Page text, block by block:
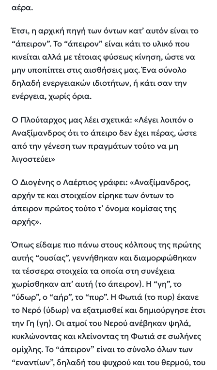
αέρα.
Έτσι, η αρχική πηγή των όντων κατ’ αυτόν είναι το
“άπειρον”. Το “άπειρον” είναι κάτι το υλικό που
κινείται αλλά με τέτοιας φύσεως κίνηση, ώστε να
μην υποπίπτει στις αισθήσεις μας. Ένα σύνολο
δηλαδή ενεργειακών ιδιοτήτων, ή κάτι σαν την
ενέργεια, χωρίς όρια.
Ο Πλούταρχος μας λέει σχετικά: «Λέγει λοιπόν ο
Αναξίμανδρος ότι το άπειρο δεν έχει πέρας, ώστε
από την γένεση των πραγμάτων τούτο να μη
λιγοστεύει»
Ο Διογένης ο Λαέρτιος γράφει: «Αναξίμανδρος,
αρχήν τε και στοιχείον είρηκε των όντων το
άπειρον πρώτος τούτο τ’ όνομα κομίσας της
αρχής».
Όπως είδαμε πιο πάνω στους κόλπους της πρώτης
αυτής “ουσίας”, γεννήθηκαν και διαμορφώθηκαν
τα τέσσερα στοιχεία τα οποία στη συνέχεια
χωρίσθηκαν απ’ αυτή (το άπειρον). Η “γη”, το
“ύδωρ”, ο “αήρ”, το “πυρ”. Η Φωτιά (το πυρ) έκανε
το Νερό (ύδωρ) να εξατμισθεί και δημιούργησε έτσι
την Γη (γη). Οι ατμοί του Νερού ανέβηκαν ψηλά,
κυκλώνοντας και κλείνοντας τη Φωτιά σε σωλήνες
ομίχλης. Το “άπειρον” είναι το σύνολο όλων των
“εναντίων”, δηλαδή του ψυχρού και του θερμού, του